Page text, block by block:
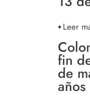
Leer
fin
de
años